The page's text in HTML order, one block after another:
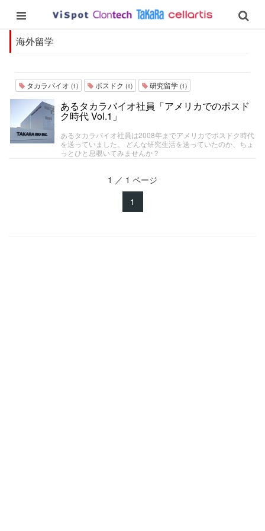
海外留学
タカラバイオ (1) ポスドク (1) 研究留学 (1)
あるタカラバイオ社員「アメリカでのポスド
ク時代 Vol.1」
あるタカラバイオ社員は2008年までアメリカでポスドク時代
を送っていました。 どんな研究生活を送っていたのか、ちょ
っとひと息覗いてみませんか？
1 ／ 1 ページ
1